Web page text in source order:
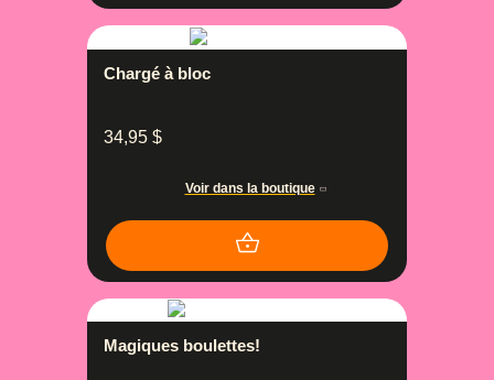
Chargé à bloc
34,95 $
Voir dans la boutique
Magiques boulettes!